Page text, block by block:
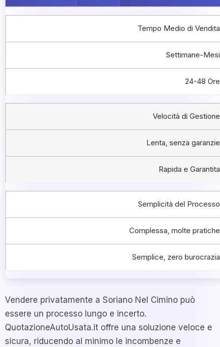
Tempo Medio di Vendita
Settimane-Mesi
24-48 Ore
Velocità di Gestione
Lenta, senza garanzie
Rapida e Garantita
Semplicità del Processo
Complessa, molte pratiche
Semplice, zero burocrazia
Vendere privatamente a Soriano Nel Cimino può
essere un processo lungo e incerto.
QuotazioneAutoUsata.it offre una soluzione veloce e
sicura, riducendo al minimo le incombenze e